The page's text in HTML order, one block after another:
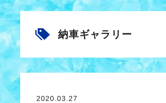
納車ギャラリー
2020.03.27